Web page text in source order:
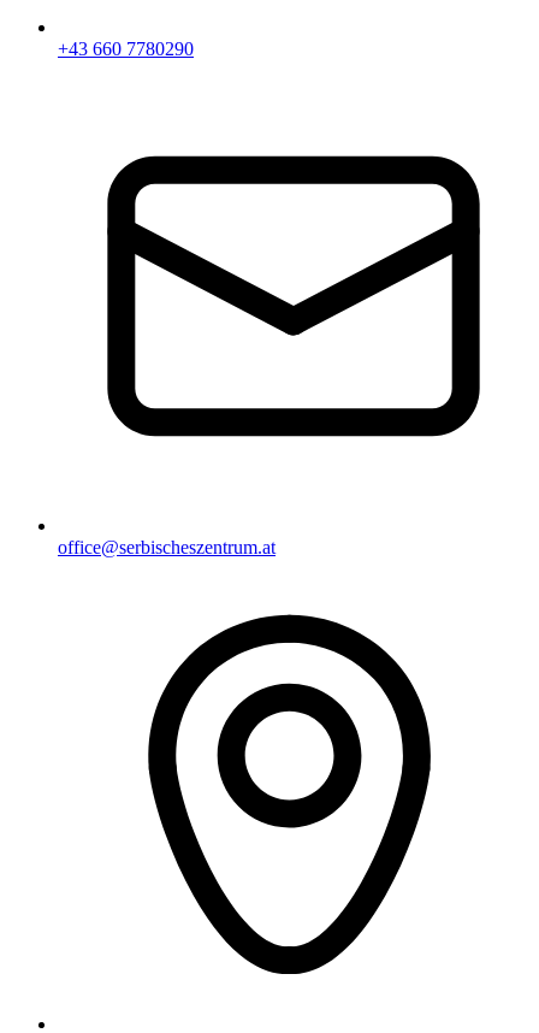
+43 660 7780290
office@serbischeszentrum.at